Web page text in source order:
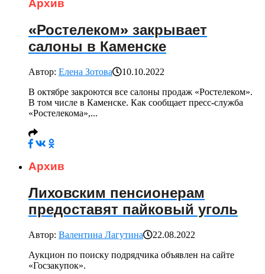
Архив
«Ростелеком» закрывает
салоны в Каменске
Автор: Елена Зотова
10.10.2022
В октябре закроются все салоны продаж «Ростелеком».
В том числе в Каменске. Как сообщает пресс-служба
«Ростелекома»,...
Архив
Лиховским пенсионерам
предоставят пайковый уголь
Автор: Валентина Лагутина
22.08.2022
Аукцион по поиску подрядчика объявлен на сайте
«Госзакупок».